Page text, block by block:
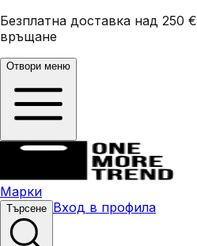
Безплатна доставка над 250 €
връщане
Отвори меню
Марки
Търсене Вход в профила